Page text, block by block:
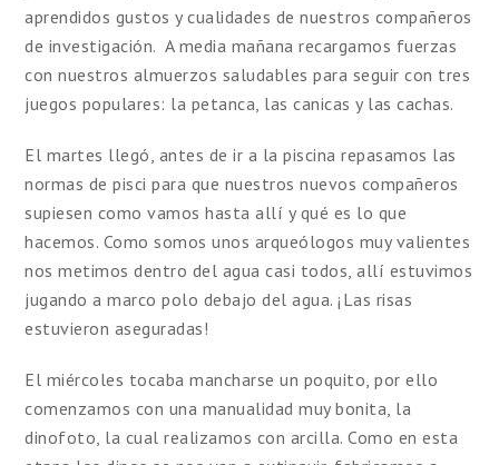
aprendidos gustos y cualidades de nuestros compañeros
de investigación. A media mañana recargamos fuerzas
con nuestros almuerzos saludables para seguir con tres
juegos populares: la petanca, las canicas y las cachas.
El martes llegó, antes de ir a la piscina repasamos las
normas de pisci para que nuestros nuevos compañeros
supiesen como vamos hasta allí y qué es lo que
hacemos. Como somos unos arqueólogos muy valientes
nos metimos dentro del agua casi todos, allí estuvimos
jugando a marco polo debajo del agua. ¡Las risas
estuvieron aseguradas!
El miércoles tocaba mancharse un poquito, por ello
comenzamos con una manualidad muy bonita, la
dinofoto, la cual realizamos con arcilla. Como en esta